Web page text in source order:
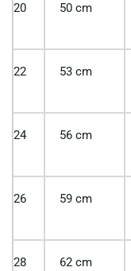
20 50 cm
22 53 cm
24 56 cm
26 59 cm
28 62 cm